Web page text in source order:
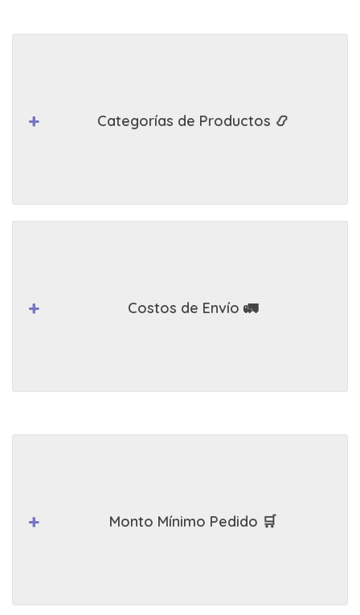
Categorías de Productos 📿
Costos de Envío 🚛
Monto Mínimo Pedido 🛒